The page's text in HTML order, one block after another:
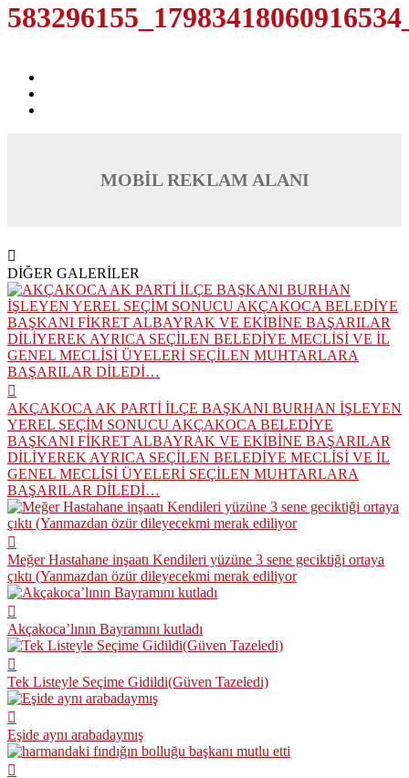
MOBİL REKLAM ALANI
DİĞER GALERİLER
AKÇAKOCA AK PARTİ İLÇE BAŞKANI BURHAN İŞLEYEN
YEREL SEÇİM SONUCU AKÇAKOCA BELEDİYE
BAŞKANI FİKRET ALBAYRAK VE EKİBİNE BAŞARILAR
DİLİYEREK AYRICA SEÇİLEN BELEDİYE MECLİSİ VE İL
GENEL MECLİSİ ÜYELERİ SEÇİLEN MUHTARLARA
BAŞARILAR DİLEDİ…
Meğer Hastahane inşaatı Kendileri yüzüne 3 sene geciktiği ortaya
çıktı (Yanmazdan özür dileyecekmi merak ediliyor
Akçakoca’lının Bayramını kutladı
Tek Listeyle Seçime Gidildi(Güven Tazeledi)
Eşide aynı arabadaymış